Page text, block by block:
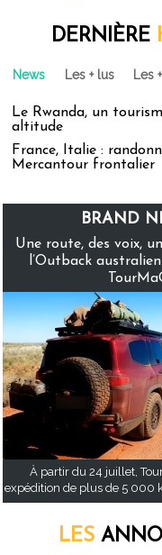
DERNIÈRE
News Les + lus Les
Le Rwanda, un
altitude
France, Italie :
Mercantour frontalier
BRAND
Une route, des voix,
l’Outback
À partir du 24 juillet,
expédition de plus de 5 000
LES